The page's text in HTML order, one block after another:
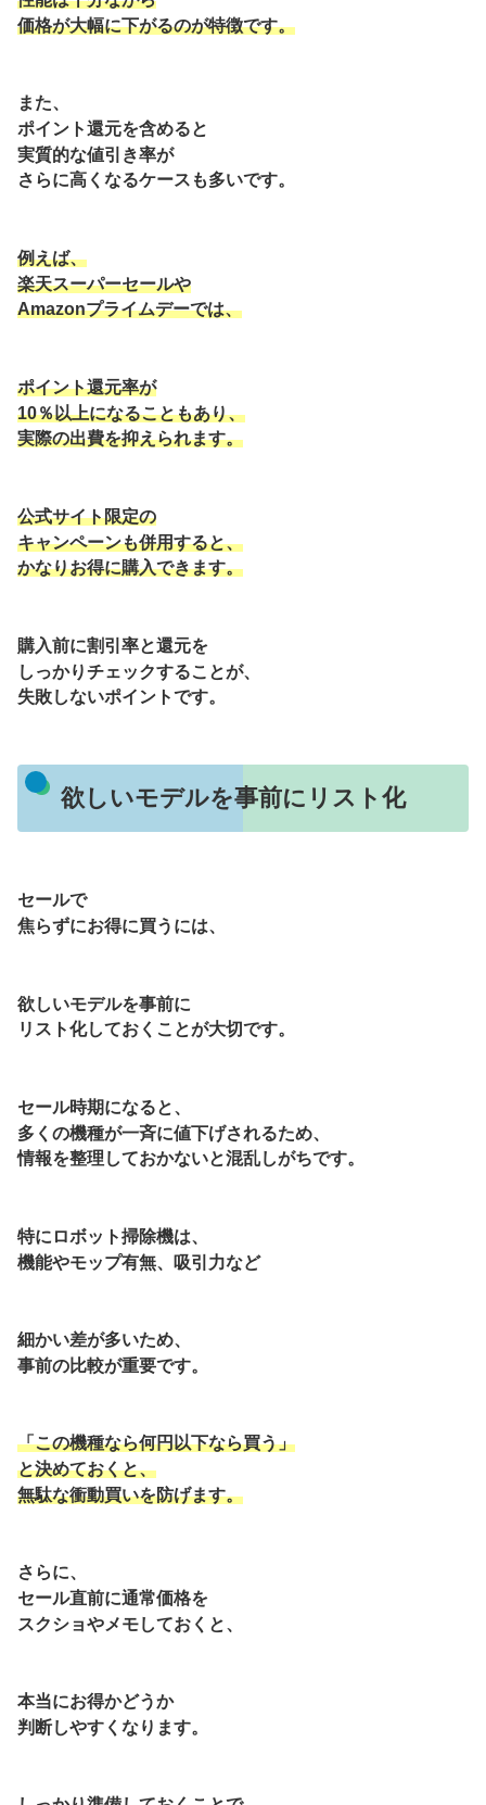
価格が大幅に下がるのが特徴です。
また、
ポイント還元を含めると
実質的な値引き率が
さらに高くなるケースも多いです。
例えば、
楽天スーパーセールや
Amazonプライムデーでは、
ポイント還元率が
10％以上になることもあり、
実際の出費を抑えられます。
公式サイト限定の
キャンペーンも併用すると、
かなりお得に購入できます。
購入前に割引率と還元を
しっかりチェックすることが、
失敗しないポイントです。
欲しいモデルを事前にリスト化
セールで
焦らずにお得に買うには、
欲しいモデルを事前に
リスト化しておくことが大切です。
セール時期になると、
多くの機種が一斉に値下げされるため、
情報を整理しておかないと混乱しがちです。
特にロボット掃除機は、
機能やモップ有無、吸引力など
細かい差が多いため、
事前の比較が重要です。
「この機種なら何円以下なら買う」
と決めておくと、
無駄な衝動買いを防げます。
さらに、
セール直前に通常価格を
スクショやメモしておくと、
本当にお得かどうか
判断しやすくなります。